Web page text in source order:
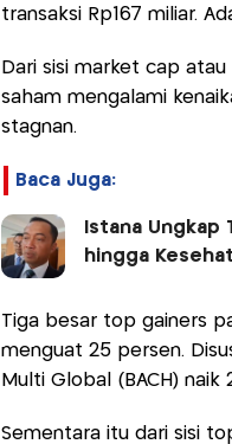
transaksi Rp167 miliar.
Dari sisi market cap atau
saham mengalami
stagnan.
Baca Juga:
Istana Ungkap
hingga
Tiga besar top gainers
menguat 25 persen.
Multi Global (BACH) naik
Sementara itu dari sisi